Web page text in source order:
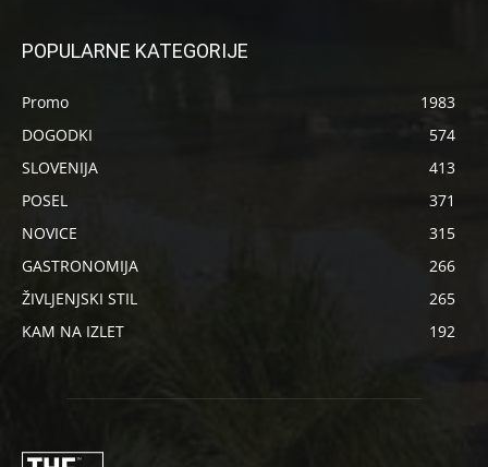
POPULARNE KATEGORIJE
Promo
1983
DOGODKI
574
SLOVENIJA
413
POSEL
371
NOVICE
315
GASTRONOMIJA
266
ŽIVLJENJSKI STIL
265
KAM NA IZLET
192